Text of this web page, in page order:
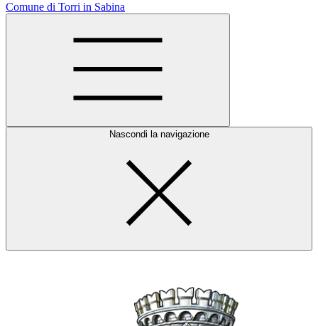
Comune di Torri in Sabina
Nascondi la navigazione